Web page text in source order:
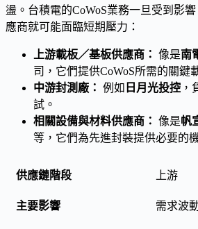
盪。台積電的CoWoS業務一旦受到影
應商就可能面臨短期壓力：
上游載板／基板供應商： 像是南
司，它們提供CoWoS所需的關鍵
中游封測廠： 例如 日月光投控 ，
試。
相關設備與材料供應商： 像是帆
等，它們為先進封裝提供必要的
上游
需求波